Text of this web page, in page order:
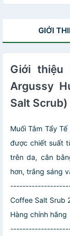
Salt Scrub 280g
GIỚI
Giới thiệu
Argussy
Salt
Muối Tắm Tẩy
được chiết suất
trên da, cân
hơn, trắng sáng
Coffee​ Salt Srub
Hàng chính hãng